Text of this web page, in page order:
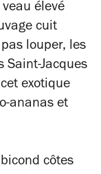
élevé
cuit
louper, les
Saint-Jacques
exotique
ananas et
côtes